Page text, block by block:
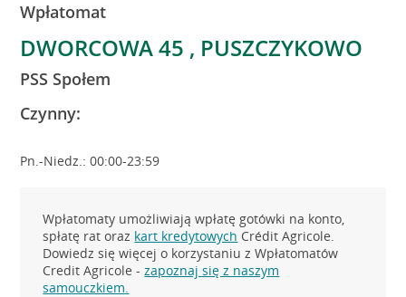
Wpłatomat
DWORCOWA 45 , PUSZCZYKOWO
PSS Społem
Czynny:
Pn.-Niedz.: 00:00-23:59
Wpłatomaty umożliwiają wpłatę gotówki na konto,
spłatę rat oraz kart kredytowych Crédit Agricole.
Dowiedz się więcej o korzystaniu z Wpłatomatów
Credit Agricole -zapoznaj się z naszym
samouczkiem.